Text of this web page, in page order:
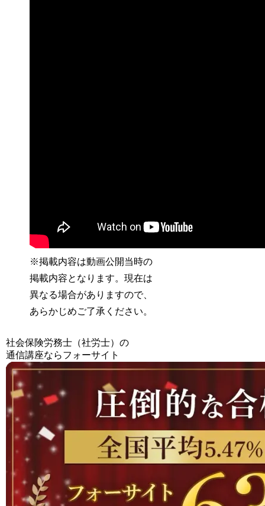
※掲載内容は動画公開当時の
掲載内容となります。現在は
異なる場合がありますので、
あらかじめご了承ください。
社会保険労務士（社労士）の
通信講座ならフォーサイト